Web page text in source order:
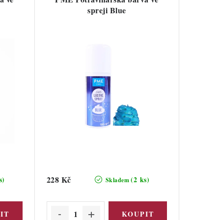
spreji Blue
Skladem(2 ks)
228 Kč